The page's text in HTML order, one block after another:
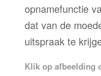
opnamefunctie
dat van de
uitspraak te
Klik op afbeelding